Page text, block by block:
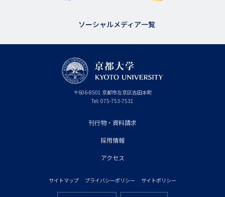
ソーシャルメディア一覧
〒606-8501 京
都
府
京都市左京区吉田本町
Tel: 075-753-7531
刊行物・資料請求
採用情報
アクセス
サイトマップ プライバシーポリシー サイトポリシー